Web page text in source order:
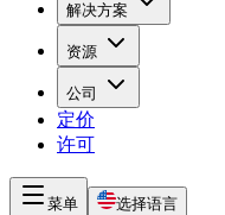
解决方案
资源
公司
定价
许可
菜单 选择语言